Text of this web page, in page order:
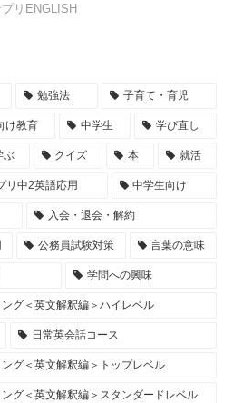
リENGLISH
勉強法 子育て・育児
け教育 中学生 学び直し
ぶ クイズ 本 就活
リ中2英語応用 中学生向け
入会・退会・解約
公務員試験対策 言葉の意味
学問への興味
グ＜英文解釈編＞ハイレベル
日常英会話コース
グ＜英文解釈編＞トップレベル
グ＜英文解釈編＞スタンダードレベル